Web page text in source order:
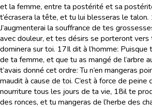
et la femme, entre ta postérité et sa
t’écrasera la tête, et tu lui blesseras le talon.
J’augmenterai la souffrance de tes
avec douleur, et tes désirs se porteront vers
dominera sur toi. 17Il dit à l’homme:
de ta femme, et que tu as mangé de l’arbre
t’avais donné cet ordre: Tu n’en mangeras
maudit à cause de toi. C’est à force de peine
nourriture tous les jours de ta vie, 18il te
des ronces, et tu mangeras de l’herbe des